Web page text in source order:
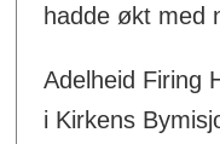
hadde økt med
Adelheid Firing
i Kirkens